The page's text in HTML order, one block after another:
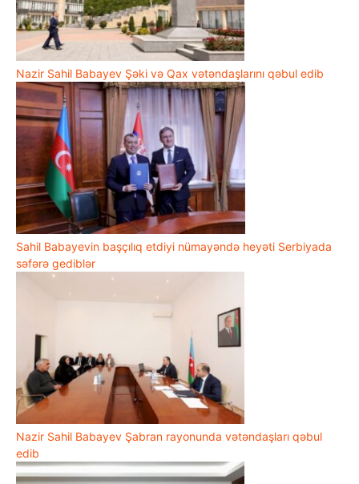
Nazir Sahil Babayev Şəki və Qax vətəndaşlarını qəbul edib
Sahil Babayevin başçılıq etdiyi nümayəndə heyəti Serbiyada
səfərə gediblər
Nazir Sahil Babayev Şabran rayonunda vətəndaşları qəbul
edib